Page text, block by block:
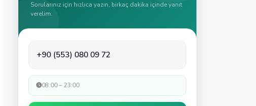
Sorularınız için hızlıca yazın, birkaç dakika içinde yanıt
verelim.
+90 (553) 080 09 72
08:00 – 23:00